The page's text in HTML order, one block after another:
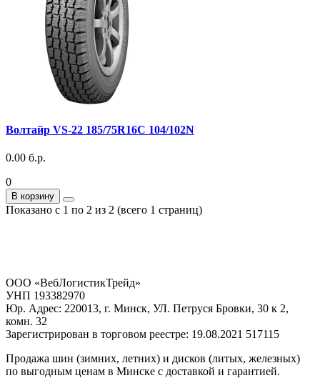
Волтайр VS-22 185/75R16C 104/102N
0.00 б.р.
0
В корзину
Показано с 1 по 2 из 2 (всего 1 страниц)
ООО «ВебЛогистикТрейд»
УНП 193382970
Юр. Адрес: 220013, г. Минск, УЛ. Петруся Бровки, 30 к 2,
комн. 32
Зарегистрирован в торговом реестре: 19.08.2021 517115
Продажа шин (зимних, летних) и дисков (литых, железных)
по выгодным ценам в Минске с доставкой и гарантией.